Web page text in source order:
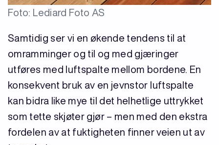
Foto: Lediard Foto AS
Samtidig ser vi en økende tendens til at
omramminger og til og med gjæringer
utføres med luftspalte mellom bordene. En
konsekvent bruk av en jevnstor luftspalte
kan bidra like mye til det helhetlige uttrykket
som tette skjøter gjør – men med den ekstra
fordelen av at fuktigheten finner veien ut av